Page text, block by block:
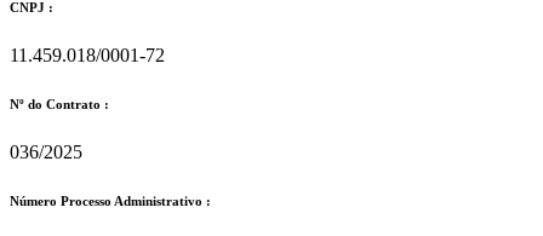
CNPJ :
11.459.018/0001-72
Nº do Contrato :
036/2025
Número Processo Administrativo :